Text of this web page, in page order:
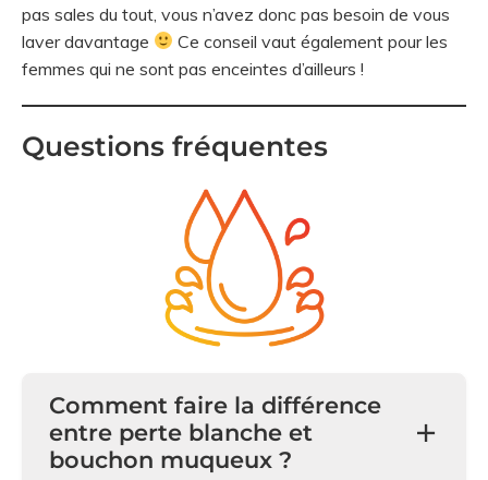
pas sales du tout, vous n’avez donc pas besoin de vous
laver davantage
Ce conseil vaut également pour les
femmes qui ne sont pas enceintes d’ailleurs !
Questions fréquentes
Comment faire la différence
entre perte blanche et
bouchon muqueux ?